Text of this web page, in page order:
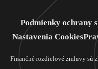
Podmienky ochrany
Nastavenia Cookies
Finančné rozdielové zmluvy sú